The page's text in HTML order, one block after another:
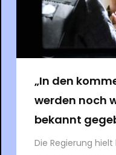
„In den
werden noch
bekannt
Die Regierung